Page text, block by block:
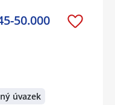
50.000
úvazek